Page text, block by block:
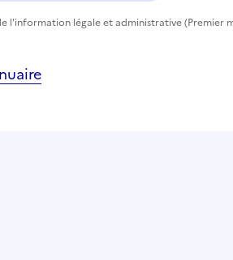
l'information légale et administrative (Premier